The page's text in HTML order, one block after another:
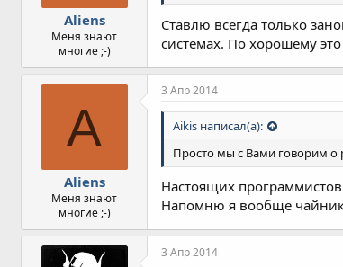
Aliens
Меня знают
многие ;-)
Ставлю всегда только
системах. По хорошему
A
Aliens
Меня знают
многие ;-)
3 Апр 2014
Aikis написал(а):
Просто мы с Вами говорим
Настоящих
Напомню я вообще чайник
3 Апр 2014